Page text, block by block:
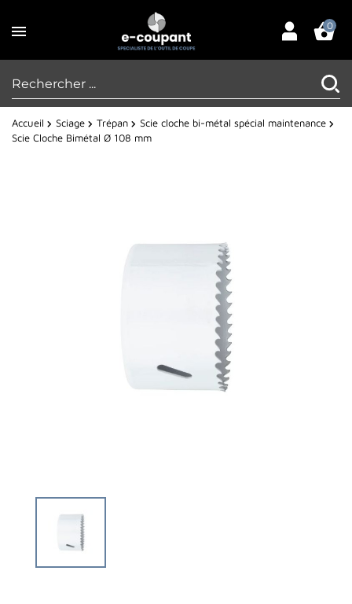
0
Accueil Sciage Trépan
Scie cloche bi-métal spécial maintenance
Scie Cloche Bimétal Ø 108 mm